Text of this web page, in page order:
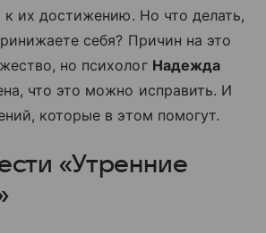
к их достижению. Но что делать,
себя? Причин на это
но психолог Надежда
что это можно исправить. И
которые в этом помогут.
«Утренние